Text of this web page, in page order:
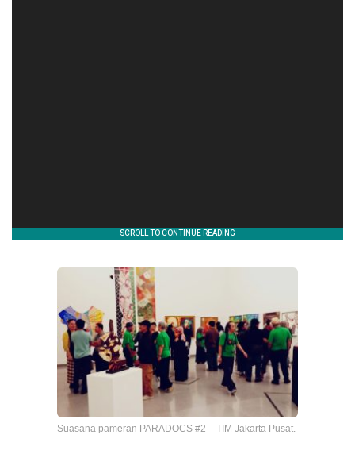
Suasana pameran PARADOCS #2 – TIM Jakarta Pusat.